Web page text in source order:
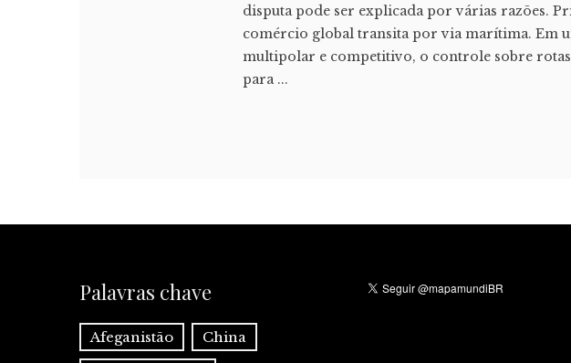
disputa pode ser explicada por várias razões.
comércio global transita por via marítima. Em
multipolar e competitivo, o controle sobre
para ...
Palavras chave
Afeganistão China